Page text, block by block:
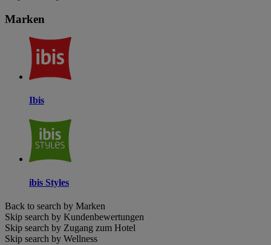
Marken
Ibis
ibis Styles
Back to search by Marken
Skip search by Kundenbewertungen
Skip search by Zugang zum Hotel
Skip search by Wellness